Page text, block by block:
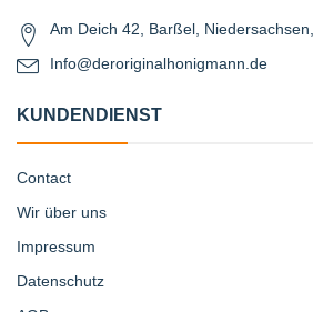
Am Deich 42, Barßel,
Info@deroriginalhonigmann.de
KUNDENDIENST
Contact
Wir über uns
Impressum
Datenschutz